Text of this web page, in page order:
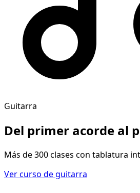
Guitarra
Del primer acorde al
Más de 300 clases con tablatura
Ver curso de guitarra